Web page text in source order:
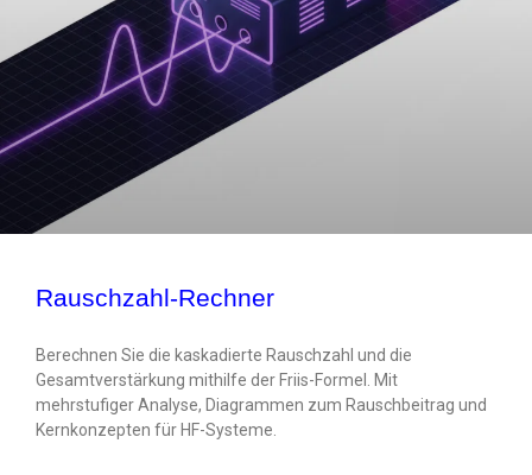
Rauschzahl-Rechner
Berechnen Sie die kaskadierte Rauschzahl und die
Gesamtverstärkung mithilfe der Friis-Formel. Mit
mehrstufiger Analyse, Diagrammen zum Rauschbeitrag und
Kernkonzepten für HF-Systeme.